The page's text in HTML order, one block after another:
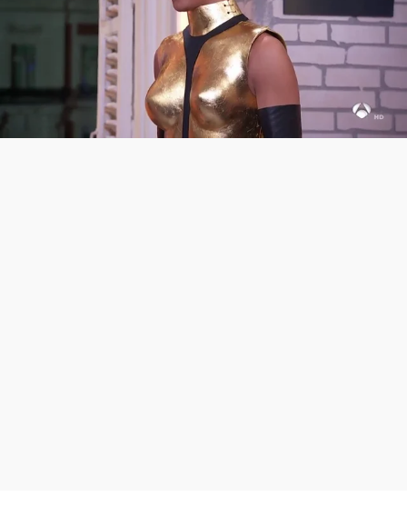
un traje de Marta Rota de Tot-Hom.